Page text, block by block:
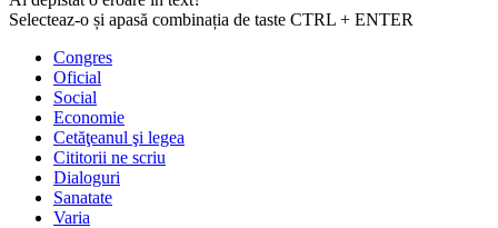
Selecteaz-o și apasă combinația de taste CTRL + ENTER
Congres
Oficial
Social
Economie
Cetăţeanul şi legea
Cititorii ne scriu
Dialoguri
Sanatate
Varia